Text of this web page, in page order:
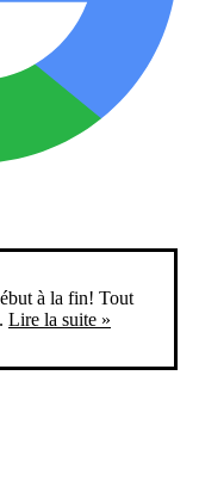
à la fin! Tout
Lire la suite »